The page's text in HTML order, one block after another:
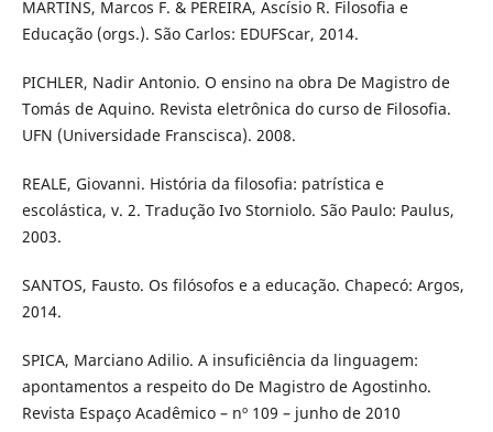
MARTINS, Marcos F. & PEREIRA, Ascísio R. Filosofia e
Educação (orgs.). São Carlos: EDUFScar, 2014.
PICHLER, Nadir Antonio. O ensino na obra De Magistro de
Tomás de Aquino. Revista eletrônica do curso de Filosofia.
UFN (Universidade Franscisca). 2008.
REALE, Giovanni. História da filosofia: patrística e
escolástica, v. 2. Tradução Ivo Storniolo. São Paulo: Paulus,
2003.
SANTOS, Fausto. Os filósofos e a educação. Chapecó: Argos,
2014.
SPICA, Marciano Adilio. A insuficiência da linguagem:
apontamentos a respeito do De Magistro de Agostinho.
Revista Espaço Acadêmico – nº 109 – junho de 2010